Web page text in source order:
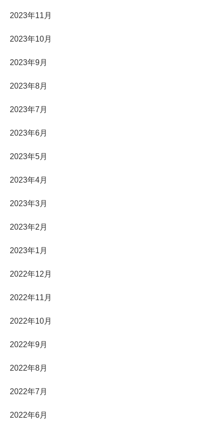
2023年11月
2023年10月
2023年9月
2023年8月
2023年7月
2023年6月
2023年5月
2023年4月
2023年3月
2023年2月
2023年1月
2022年12月
2022年11月
2022年10月
2022年9月
2022年8月
2022年7月
2022年6月